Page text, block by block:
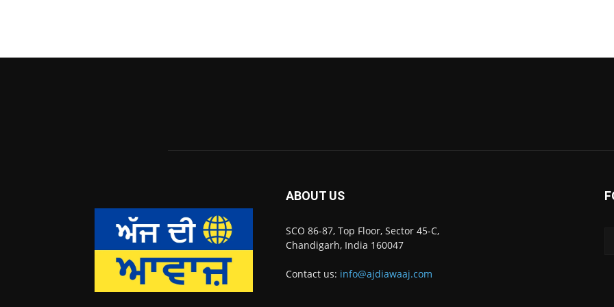
ABOUT US
SCO 86-87, Top Floor, Sector 45-C,
Chandigarh, India 160047
Contact us: info@ajdiawaaj.com